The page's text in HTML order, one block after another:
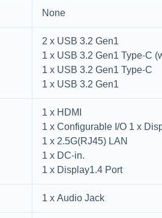
None
2 x USB 3.2 Gen1
1 x USB 3.2 Gen1 Type-C
1 x USB 3.2 Gen1 Type-C
1 x USB 3.2 Gen1
1 x HDMI
1 x Configurable I/O 1 x
1 x 2.5G(RJ45) LAN
1 x DC-in.
1 x Display1.4 Port
1 x Audio Jack